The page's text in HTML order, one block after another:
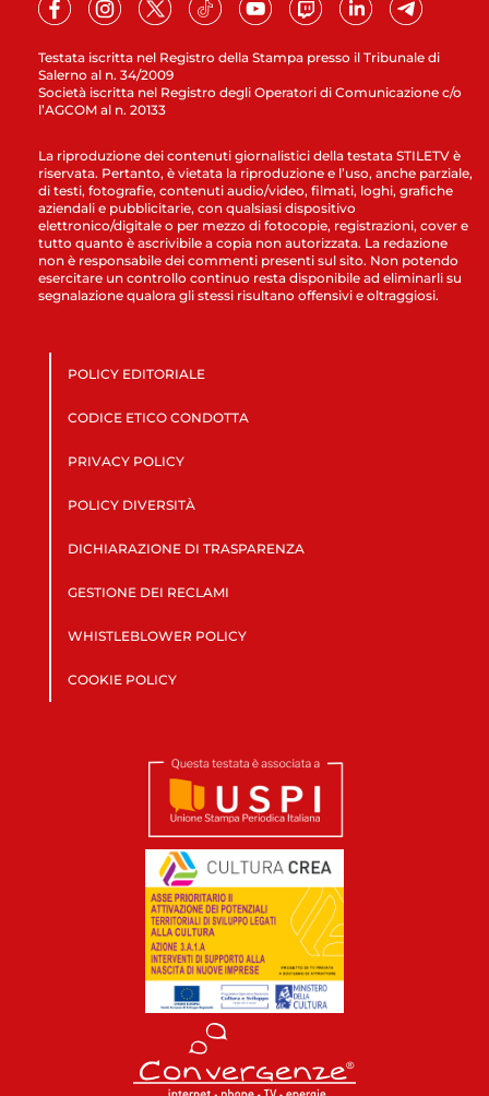
Testata iscritta nel Registro della Stampa presso il Tribunale di
Salerno al n. 34/2009
Società iscritta nel Registro degli Operatori di Comunicazione c/o
l’AGCOM al n. 20133
La riproduzione dei contenuti giornalistici della testata STILETV è
riservata. Pertanto, è vietata la riproduzione e l’uso, anche parziale,
di testi, fotografie, contenuti audio/video, filmati, loghi, grafiche
aziendali e pubblicitarie, con qualsiasi dispositivo
elettronico/digitale o per mezzo di fotocopie, registrazioni, cover e
tutto quanto è ascrivibile a copia non autorizzata. La redazione
non è responsabile dei commenti presenti sul sito. Non potendo
esercitare un controllo continuo resta disponibile ad eliminarli su
segnalazione qualora gli stessi risultano offensivi e oltraggiosi.
POLICY EDITORIALE
CODICE ETICO CONDOTTA
PRIVACY POLICY
POLICY DIVERSITÀ
DICHIARAZIONE DI TRASPARENZA
GESTIONE DEI RECLAMI
WHISTLEBLOWER POLICY
COOKIE POLICY